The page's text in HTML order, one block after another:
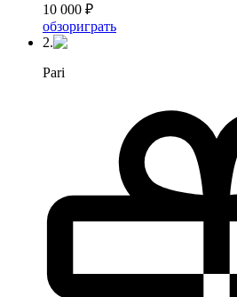
10 000 ₽
обзориграть
2.
Pari